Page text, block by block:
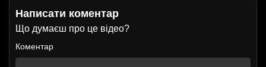
Написати коментар
Що думаєш про це відео?
Коментар